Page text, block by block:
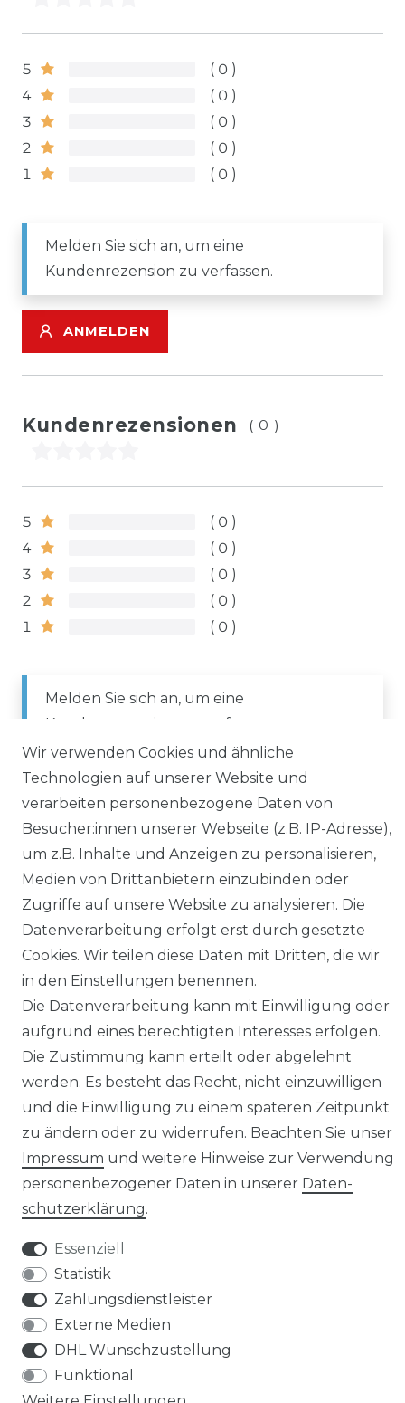
5
0
4
0
3
0
2
0
1
0
Melden Sie sich an, um eine
Kundenrezension zu verfassen.
ANMELDEN
Kundenrezensionen (0)
5
0
4
0
3
0
2
0
1
0
Melden Sie sich an, um eine
Kundenrezension zu verfassen.
ANMELDEN
Daten­schutz­erklärung
AGB Barrierefreiheitserklärung
Widerrufs­recht
VERTRAG WIDERRUFEN
Wir verwenden Cookies und ähnliche
Technologien auf unserer Website und
verarbeiten personenbezogene Daten von
Besucher:innen unserer Webseite (z.B. IP-Adresse),
um z.B. Inhalte und Anzeigen zu personalisieren,
Medien von Drittanbietern einzubinden oder
Zugriffe auf unsere Website zu analysieren. Die
Datenverarbeitung erfolgt erst durch gesetzte
Cookies. Wir teilen diese Daten mit Dritten, die wir
in den Einstellungen benennen.
Die Datenverarbeitung kann mit Einwilligung oder
aufgrund eines berechtigten Interesses erfolgen.
Die Zustimmung kann erteilt oder abgelehnt
werden. Es besteht das Recht, nicht einzuwilligen
und die Einwilligung zu einem späteren Zeitpunkt
zu ändern oder zu widerrufen. Beachten Sie unser
Impressum und weitere Hinweise zur Verwendung
personenbezogener Daten in unserer Daten­
schutz­erklärung.
Essenziell
Statistik
Zahlungsdienstleister
Externe Medien
DHL Wunschzustellung
Funktional